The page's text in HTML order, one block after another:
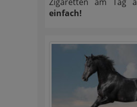
einfach!